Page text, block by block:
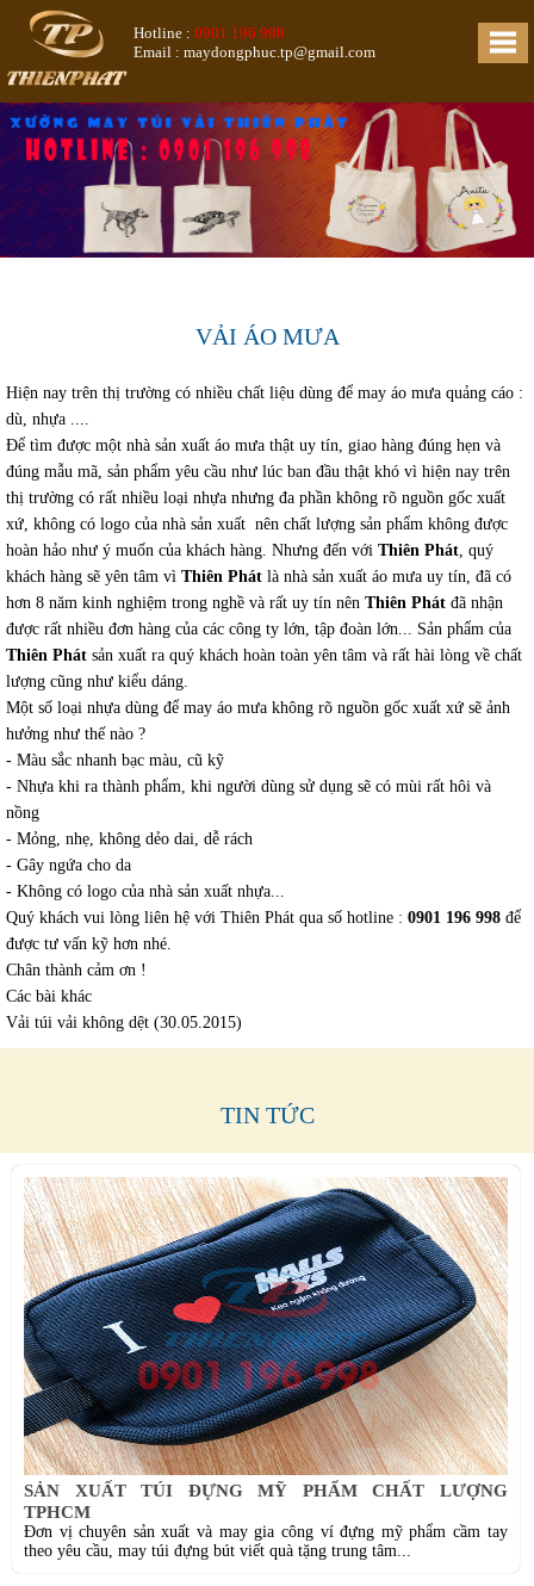
Hotline : 0901 196 998
Email : maydongphuc.tp@gmail.com
VẢI ÁO MƯA
Hiện nay trên thị trường có nhiều chất liệu dùng để may áo mưa quảng cáo :
dù, nhựa ....
Để tìm được một nhà sản xuất áo mưa thật uy tín, giao hàng đúng hẹn và
đúng mẫu mã, sản phẩm yêu cầu như lúc ban đầu thật khó vì hiện nay trên
thị trường có rất nhiều loại nhựa nhưng đa phần không rõ nguồn gốc xuất
xứ, không có logo của nhà sản xuất nên chất lượng sản phẩm không được
hoàn hảo như ý muốn của khách hàng. Nhưng đến với Thiên Phát, quý
khách hàng sẽ yên tâm vì Thiên Phát là nhà sản xuất áo mưa uy tín, đã có
hơn 8 năm kinh nghiệm trong nghề và rất uy tín nên Thiên Phát đã nhận
được rất nhiều đơn hàng của các công ty lớn, tập đoàn lớn... Sản phẩm của
Thiên Phát sản xuất ra quý khách hoàn toàn yên tâm và rất hài lòng về chất
lượng cũng như kiểu dáng.
Một số loại nhựa dùng để may áo mưa không rõ nguồn gốc xuất xứ sẽ ảnh
hưởng như thế nào ?
- Màu sắc nhanh bạc màu, cũ kỹ
- Nhựa khi ra thành phẩm, khi người dùng sử dụng sẽ có mùi rất hôi và
nồng
- Mỏng, nhẹ, không dẻo dai, dễ rách
- Gây ngứa cho da
- Không có logo của nhà sản xuất nhựa...
Quý khách vui lòng liên hệ với Thiên Phát qua số hotline : 0901 196 998 để
được tư vấn kỹ hơn nhé.
Chân thành cảm ơn !
Các bài khác
Vải túi vải không dệt (30.05.2015)
TIN TỨC
SẢN XUẤT TÚI ĐỰNG MỸ PHẨM CHẤT LƯỢNG
TPHCM
Đơn vị chuyên sản xuất và may gia công ví đựng mỹ phẩm cầm tay
theo yêu cầu, may túi đựng bút viết quà tặng trung tâm...